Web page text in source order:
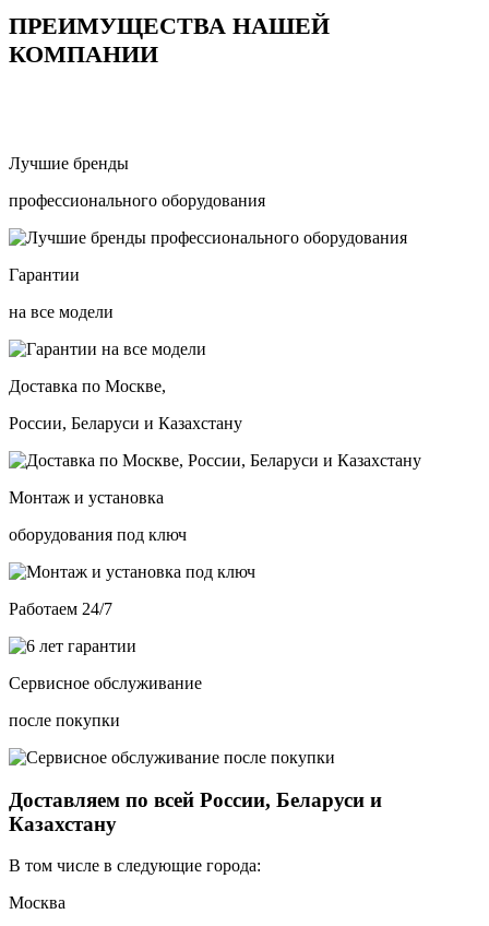
ПРЕИМУЩЕСТВА НАШЕЙ
КОМПАНИИ
Лучшие бренды
профессионального оборудования
Гарантии
на все модели
Доставка по Москве,
России, Беларуси и Казахстану
Монтаж и установка
оборудования под ключ
Работаем 24/7
Сервисное обслуживание
после покупки
Доставляем по всей России, Беларуси и
Казахстану
В том числе в следующие города:
Москва